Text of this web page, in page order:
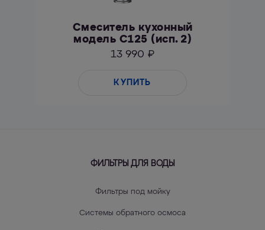
Смеситель кухонный
модель С125 (исп. 2)
13 990 ₽
КУПИТЬ
ФИЛЬТРЫ ДЛЯ ВОДЫ
Фильтры под мойку
Системы обратного осмоса